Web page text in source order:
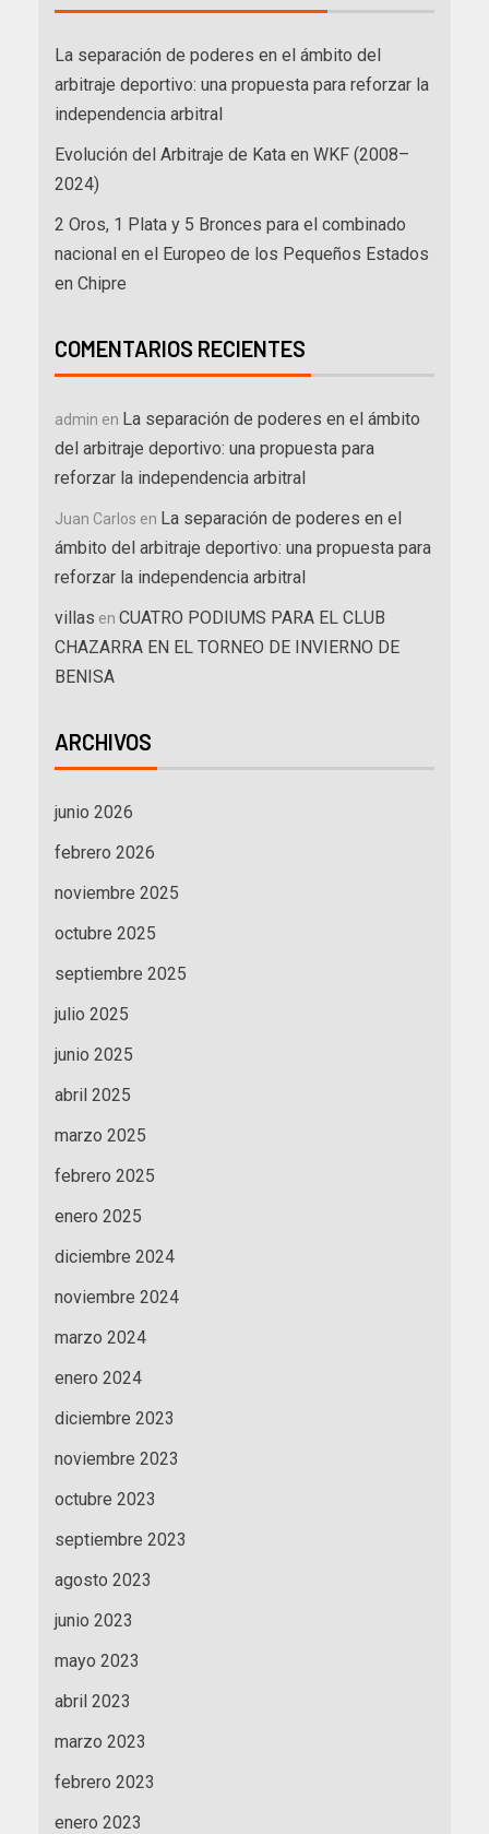
La separación de poderes en el ámbito del
arbitraje deportivo: una propuesta para reforzar la
independencia arbitral
Evolución del Arbitraje de Kata en WKF (2008–
2024)
2 Oros, 1 Plata y 5 Bronces para el combinado
nacional en el Europeo de los Pequeños Estados
en Chipre
COMENTARIOS RECIENTES
admin en La separación de poderes en el ámbito
del arbitraje deportivo: una propuesta para
reforzar la independencia arbitral
Juan Carlos en La separación de poderes en el
ámbito del arbitraje deportivo: una propuesta para
reforzar la independencia arbitral
villas en CUATRO PODIUMS PARA EL CLUB
CHAZARRA EN EL TORNEO DE INVIERNO DE
BENISA
ARCHIVOS
junio 2026
febrero 2026
noviembre 2025
octubre 2025
septiembre 2025
julio 2025
junio 2025
abril 2025
marzo 2025
febrero 2025
enero 2025
diciembre 2024
noviembre 2024
marzo 2024
enero 2024
diciembre 2023
noviembre 2023
octubre 2023
septiembre 2023
agosto 2023
junio 2023
mayo 2023
abril 2023
marzo 2023
febrero 2023
enero 2023